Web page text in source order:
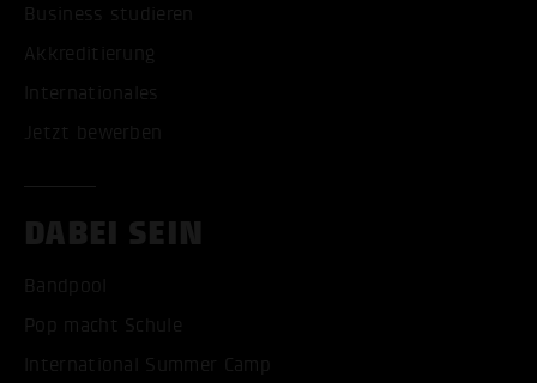
Business studieren
Akkreditierung
Internationales
Jetzt bewerben
DABEI SEIN
Bandpool
Pop macht Schule
International Summer Camp